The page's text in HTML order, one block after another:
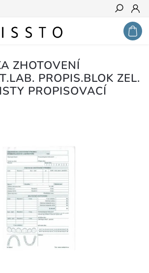
Hledat
ZHOTOVENÍ
PROPIS.BLOK ZEL.
PROPISOVACÍ